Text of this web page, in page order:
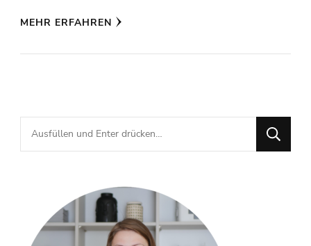
MEHR ERFAHREN
Suchst
du